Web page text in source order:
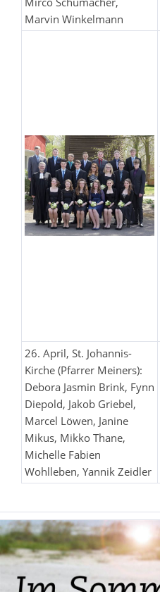
Marvin Winkelmann
26. April, St. Johannis-
Kirche (Pfarrer Meiners):
Debora Jasmin Brink, Fynn
Diepold, Jakob Griebel,
Marcel Löwen, Janine
Mikus, Mikko Thane,
Michelle Fabien
Wohlleben, Yannik Zeidler